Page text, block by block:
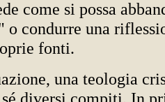
come si possa
condurre una
fonti.
una teologia
diversi compiti. In